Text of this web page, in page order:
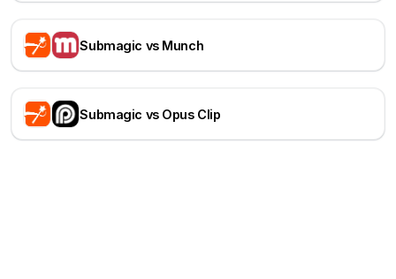
Submagic vs Munch
Submagic vs Opus Clip